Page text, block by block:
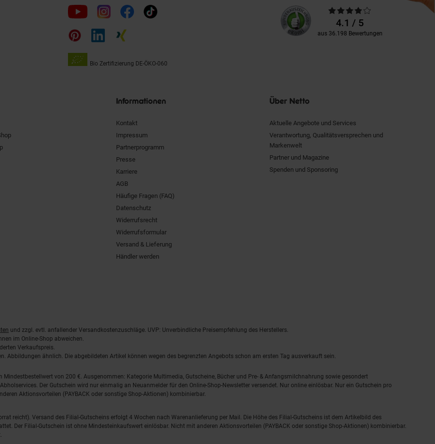
Folge
uns
auf
Bio Zertifizierung DE-ÖKO-060
Unsere
Kundenbewertungen
Durchschnittliche
Bewertungen4.1 / 5
aus 36.198 Bewertungen
Informationen
Kontakt
Impressum
Partnerprogramm
Presse
Karriere
AGB
Häufige Fragen (FAQ)
Datenschutz
Widerrufsrecht
Widerrufsformular
Versand & Lieferung
Händler werden
Über Netto
Aktuelle Angebote und Services
Verantwortung, Qualitätsversprechen und
Markenwelt
Partner und Magazine
Spenden und Sponsoring
und zzgl. evtl. anfallender Versandkostenzuschläge. UVP: Unverbindliche Preisempfehlung des Herstellers.
im Online-Shop abweichen.
Verkaufspreis.
Abbildungen ähnlich. Die abgebildeten Artikel können wegen des begrenzten Angebots schon am ersten Tag ausverkauft sein.
von 200 €. Ausgenommen: Kategorie Multimedia, Gutscheine, Bücher und Pre- & Anfangsmilchnahrung sowie gesondert
Der Gutschein wird nur einmalig an Neuanmelder für den Online-Shop-Newsletter versendet. Nur online einlösbar. Nur ein Gutschein pro
Aktionsvorteilen (PAYBACK oder sonstige Shop-Aktionen) kombinierbar.
reicht). Versand des Filial-Gutscheins erfolgt 4 Wochen nach Warenanlieferung per Mail. Die Höhe des Filial-Gutscheins ist dem Artikelbild des
Der Filial-Gutschein ist ohne Mindesteinkaufswert einlösbar. Nicht mit anderen Aktionsvorteilen (PAYBACK oder sonstige Shop-Aktionen) kombinierbar.